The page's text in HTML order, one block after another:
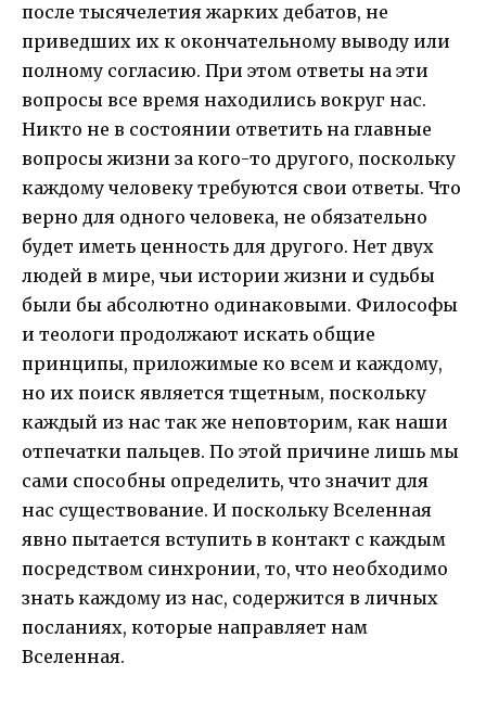
после тысячелетия жарких дебатов, не
приведших их к окончательному выводу или
полному согласию. При этом ответы на эти
вопросы все время находились вокруг нас.
Никто не в состоянии ответить на главные
вопросы жизни за кого-то другого, поскольку
каждому человеку требуются свои ответы. Что
верно для одного человека, не обязательно
будет иметь ценность для другого. Нет двух
людей в мире, чьи истории жизни и судьбы
были бы абсолютно одинаковыми. Философы
и теологи продолжают искать общие
принципы, приложимые ко всем и каждому,
но их поиск является тщетным, поскольку
каждый из нас так же неповторим, как наши
отпечатки пальцев. По этой причине лишь мы
сами способны определить, что значит для
нас существование. И поскольку Вселенная
явно пытается вступить в контакт с каждым
посредством синхронии, то, что необходимо
знать каждому из нас, содержится в личных
посланиях, которые направляет нам
Вселенная.